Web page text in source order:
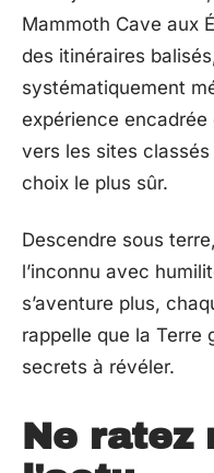
Mammoth Cave aux
des itinéraires
systématiquement
expérience encadrée
vers les sites classés
choix le plus sûr.
Descendre sous
l’inconnu avec
s’aventure plus,
rappelle que la Terre
secrets à révéler.
Ne ratez